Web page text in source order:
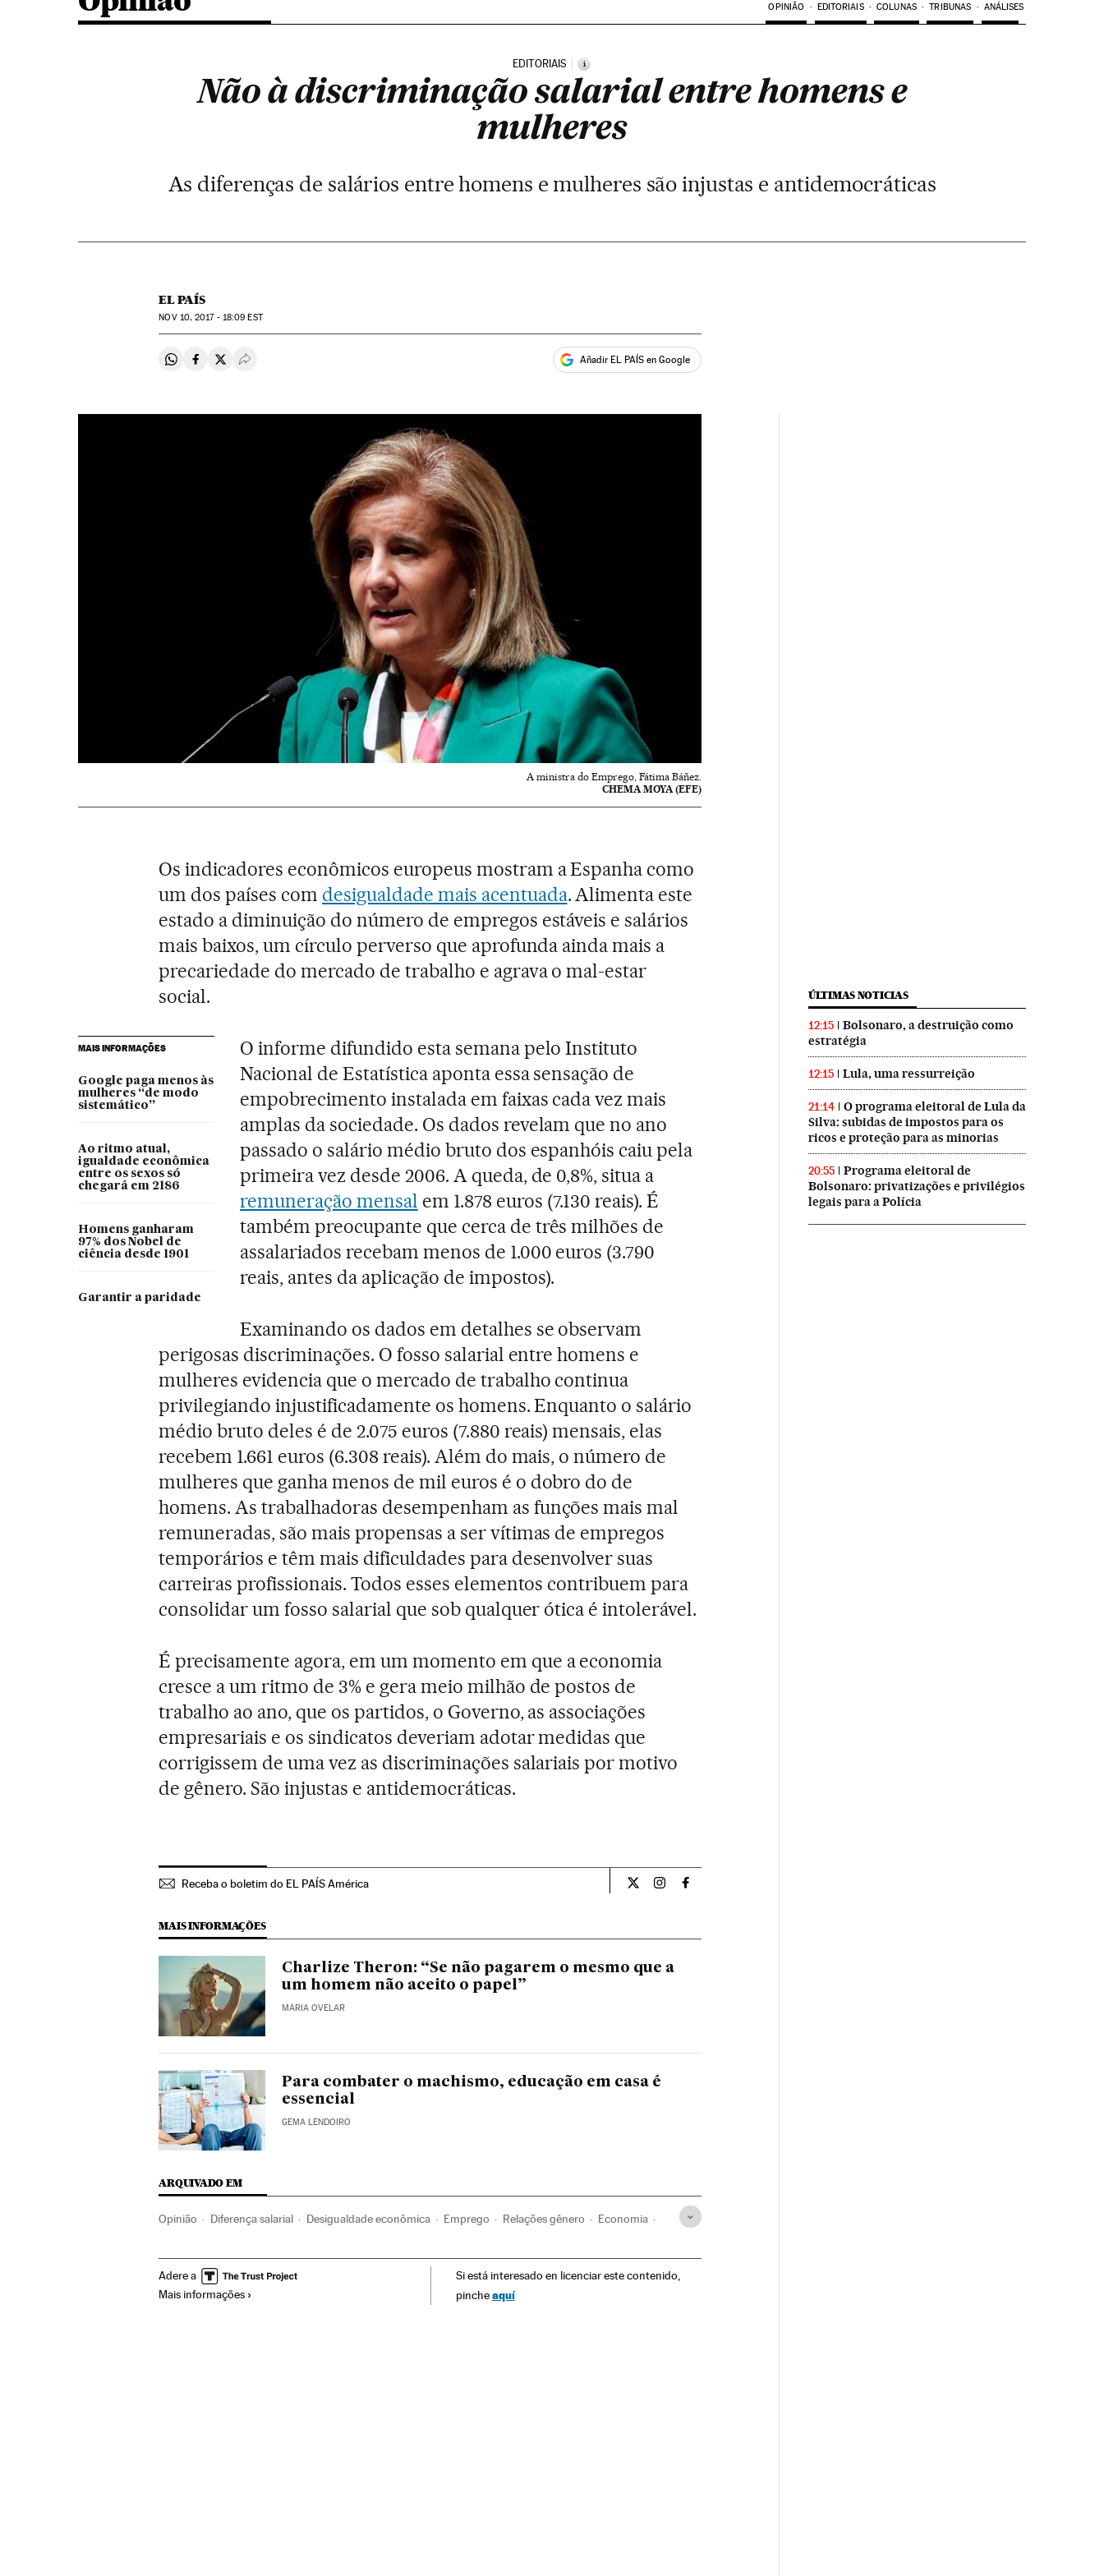
OPINIÃO EDITORIAIS COLUNAS TRIBUNAS ANÁLISES
EDITORIAIS i
Não à discriminação salarial entre homens e
mulheres
As diferenças de salários entre homens e mulheres são injustas e antidemocráticas
EL PAÍS
NOV10, 2017 - 18:09 EST
Compartir en Whatsapp
Compartir en Facebook
Compartir en Twitter
Desplegar Redes Sociales Añadir EL PAÍS en Google
A ministra do Emprego, Fátima Báñez.
CHEMA MOYA (EFE)
Os indicadores econômicos europeus mostram a Espanha como
um dos países com desigualdade mais acentuada. Alimenta este
estado a diminuição do número de empregos estáveis e salários
mais baixos, um círculo perverso que aprofunda ainda mais a
precariedade do mercado de trabalho e agrava o mal-estar
social.
MAIS INFORMAÇÕES
Google paga menos às
mulheres “de modo
sistemático”
Ao ritmo atual,
igualdade econômica
entre os sexos só
chegará em 2186
Homens ganharam
97% dos Nobel de
ciência desde 1901
Garantir a paridade
O informe difundido esta semana pelo Instituto
Nacional de Estatística aponta essa sensação de
empobrecimento instalada em faixas cada vez mais
amplas da sociedade. Os dados revelam que no ano
passado o salário médio bruto dos espanhóis caiu pela
primeira vez desde 2006. A queda, de 0,8%, situa a
remuneração mensal em 1.878 euros (7.130 reais). É
também preocupante que cerca de três milhões de
assalariados recebam menos de 1.000 euros (3.790
reais, antes da aplicação de impostos).
Examinando os dados em detalhes se observam
perigosas discriminações. O fosso salarial entre homens e
mulheres evidencia que o mercado de trabalho continua
privilegiando injustificadamente os homens. Enquanto o salário
médio bruto deles é de 2.075 euros (7.880 reais) mensais, elas
recebem 1.661 euros (6.308 reais). Além do mais, o número de
mulheres que ganha menos de mil euros é o dobro do de
homens. As trabalhadoras desempenham as funções mais mal
remuneradas, são mais propensas a ser vítimas de empregos
temporários e têm mais dificuldades para desenvolver suas
carreiras profissionais. Todos esses elementos contribuem para
consolidar um fosso salarial que sob qualquer ótica é intolerável.
É precisamente agora, em um momento em que a economia
cresce a um ritmo de 3% e gera meio milhão de postos de
trabalho ao ano, que os partidos, o Governo, as associações
empresariais e os sindicatos deveriam adotar medidas que
corrigissem de uma vez as discriminações salariais por motivo
de gênero. São injustas e antidemocráticas.
Receba o boletim do EL PAÍS América Opiniao El País Brasil en Twitter
Opiniao El País Brasil en Instagram
Opiniao El País Brasil en Facebook
MAIS INFORMAÇÕES
Charlize Theron: “Se não pagarem o mesmo que a
um homem não aceito o papel”
MARIA OVELAR
Para combater o machismo, educação em casa é
essencial
GEMA LENDOIRO
ARQUIVADO EM
Opinião Diferença salarial Desigualdade econômica Emprego Relações gênero Economia
Adere a
Mais informações
Si está interesado en licenciar este contenido,
pincheaquí
ÚLTIMAS NOTICIAS
12:15
Bolsonaro, a destruição como
estratégia
12:15 Lula, uma ressurreição
21:14
O programa eleitoral de Lula da
Silva: subidas de impostos para os
ricos e proteção para as minorias
20:55
Programa eleitoral de
Bolsonaro: privatizações e privilégios
legais para a Polícia